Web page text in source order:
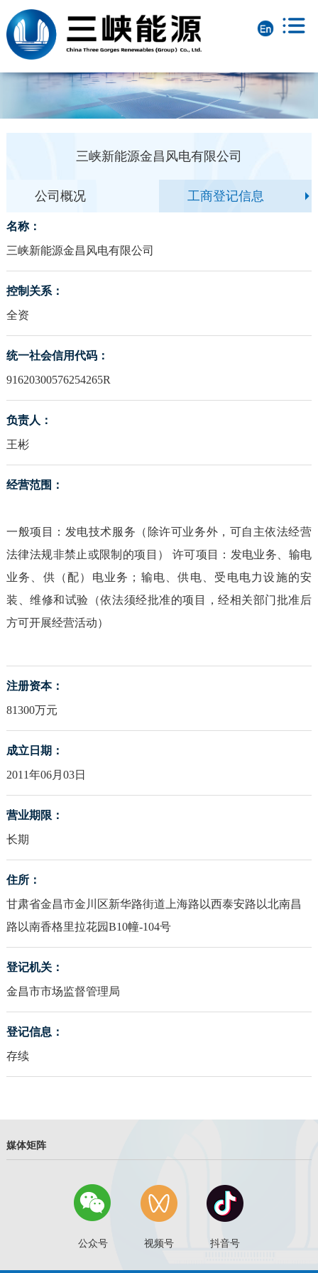
三峡新能源金昌风电有限公司
公司概况 工商登记信息
名称：
三峡新能源金昌风电有限公司
控制关系：
全资
统一社会信用代码：
91620300576254265R
负责人：
王彬
经营范围：
一般项目：发电技术服务（除许可业务外，可自主依法经营
法律法规非禁止或限制的项目） 许可项目：发电业务、输电
业务、供（配）电业务；输电、供电、受电电力设施的安
装、维修和试验（依法须经批准的项目，经相关部门批准后
方可开展经营活动）
注册资本：
81300万元
成立日期：
2011年06月03日
营业期限：
长期
住所：
甘肃省金昌市金川区新华路街道上海路以西泰安路以北南昌
路以南香格里拉花园B10幢-104号
登记机关：
金昌市市场监督管理局
登记信息：
存续
媒体矩阵
公众号 视频号 抖音号